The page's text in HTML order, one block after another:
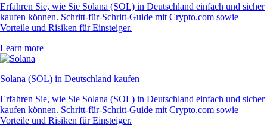
Erfahren Sie, wie Sie Solana (SOL) in Deutschland einfach und sicher
kaufen können. Schritt-für-Schritt-Guide mit Crypto.com sowie
Vorteile und Risiken für Einsteiger.
Learn more
Solana (SOL) in Deutschland kaufen
Erfahren Sie, wie Sie Solana (SOL) in Deutschland einfach und sicher
kaufen können. Schritt-für-Schritt-Guide mit Crypto.com sowie
Vorteile und Risiken für Einsteiger.